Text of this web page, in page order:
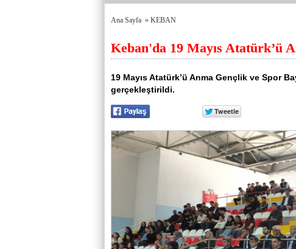
Ana Sayfa » KEBAN
Keban'da 19 Mayıs Atatürk’ü
19 Mayıs Atatürk’ü Anma Gençlik ve Spor
gerçekleştirildi.